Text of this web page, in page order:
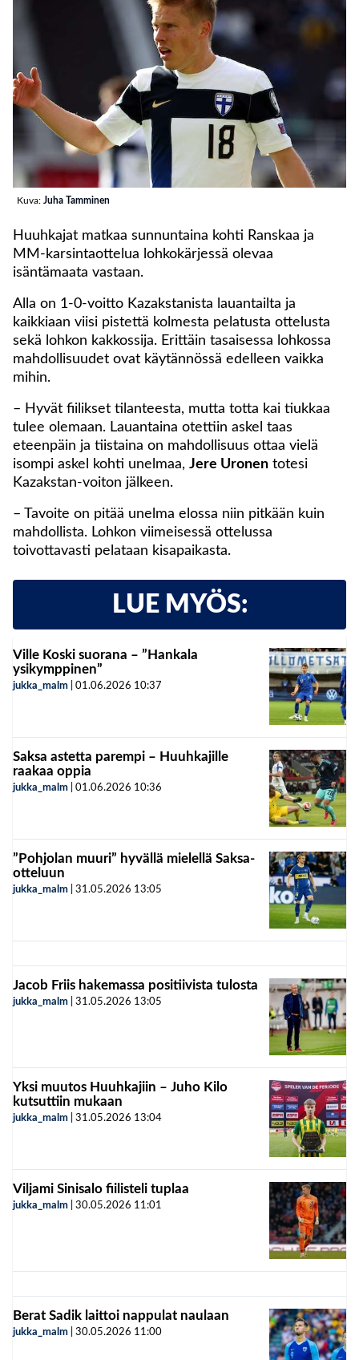
Kuva: Juha Tamminen
Huuhkajat matkaa sunnuntaina kohti Ranskaa ja
MM-karsintaottelua lohkokärjessä olevaa
isäntämaata vastaan.
Alla on 1-0-voitto Kazakstanista lauantailta ja
kaikkiaan viisi pistettä kolmesta pelatusta ottelusta
sekä lohkon kakkossija. Erittäin tasaisessa lohkossa
mahdollisuudet ovat käytännössä edelleen vaikka
mihin.
– Hyvät fiilikset tilanteesta, mutta totta kai tiukkaa
tulee olemaan. Lauantaina otettiin askel taas
eteenpäin ja tiistaina on mahdollisuus ottaa vielä
isompi askel kohti unelmaa, Jere Uronen totesi
Kazakstan-voiton jälkeen.
– Tavoite on pitää unelma elossa niin pitkään kuin
mahdollista. Lohkon viimeisessä ottelussa
toivottavasti pelataan kisapaikasta.
LUE MYÖS:
Ville Koski suorana – ”Hankala
ysikymppinen”
jukka_malm 01.06.2026 10:37
Saksa astetta parempi – Huuhkajille
raakaa oppia
jukka_malm 01.06.2026 10:36
”Pohjolan muuri” hyvällä mielellä Saksa-
otteluun
jukka_malm 31.05.2026 13:05
Jacob Friis hakemassa positiivista tulosta
jukka_malm 31.05.2026 13:05
Yksi muutos Huuhkajiin – Juho Kilo
kutsuttiin mukaan
jukka_malm 31.05.2026 13:04
Viljami Sinisalo fiilisteli tuplaa
jukka_malm 30.05.2026 11:01
Berat Sadik laittoi nappulat naulaan
jukka_malm 30.05.2026 11:00